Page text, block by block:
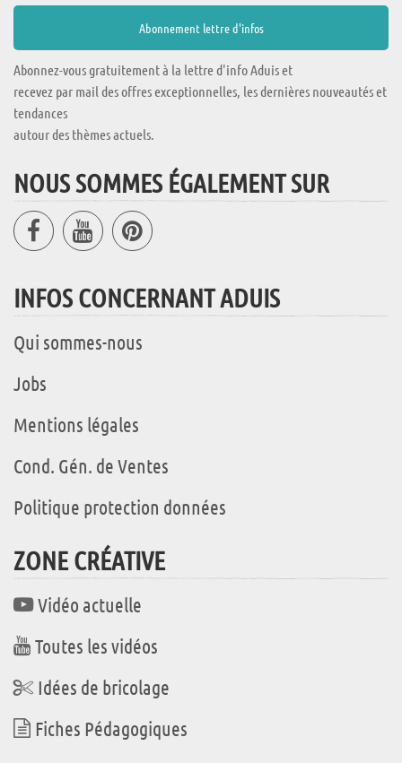
Abonnez-vous gratuitement à la lettre d'info Aduis et
recevez par mail des offres exceptionnelles, les dernières nouveautés et
tendances
autour des thèmes actuels.
NOUS SOMMES ÉGALEMENT SUR
INFOS CONCERNANT ADUIS
Qui sommes-nous
Jobs
Mentions légales
Cond. Gén. de Ventes
Politique protection données
ZONE CRÉATIVE
Vidéo actuelle
Toutes les vidéos
Idées de bricolage
Fiches Pédagogiques